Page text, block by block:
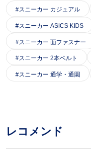
スニーカー カジュアル
スニーカー ASICS KIDS
スニーカー 面ファスナー
スニーカー 2本ベルト
スニーカー 通学・通園
レコメンド